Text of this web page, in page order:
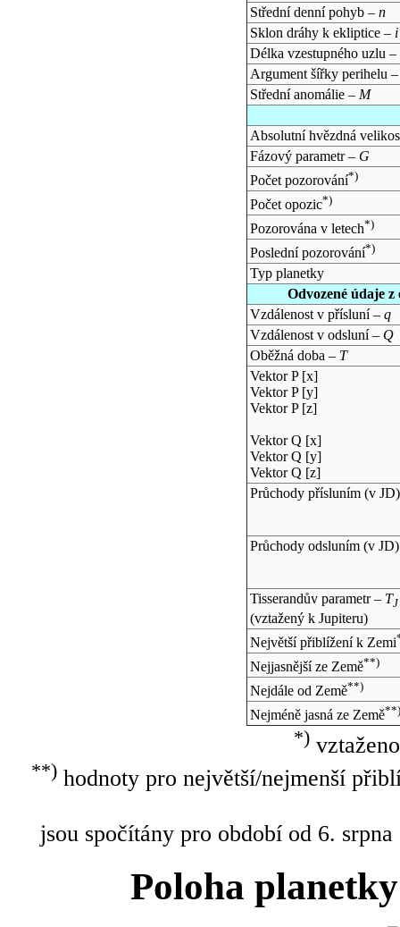
Střední denní pohyb – n
Sklon dráhy k ekliptice – i
Délka vzestupného uzlu –
Argument šířky perihelu
Střední anomálie – M
Absolutní hvězdná
Fázový parametr – G
Počet pozorování*)
Počet opozic*)
Pozorována v letech*)
Poslední pozorování*)
Typ planetky
Odvozené údaje
Vzdálenost v přísluní – q
Vzdálenost v odsluní – Q
Oběžná doba – T
Vektor P [x]
Vektor P [y]
Vektor P [z]
Vektor Q [x]
Vektor Q [y]
Vektor Q [z]
Průchody přísluním (v JD)
Průchody odsluním (v JD)
Tisserandův parametr – TJ
(vztažený k Jupiteru)
Největší přiblížení k Zemi
Nejjasnější ze Země**)
Nejdále od Země**)
Nejméně jasná ze Země**)
*)
**)hodnoty pro největší/nejmenší
jsou spočítány pro období od 6.
Poloha